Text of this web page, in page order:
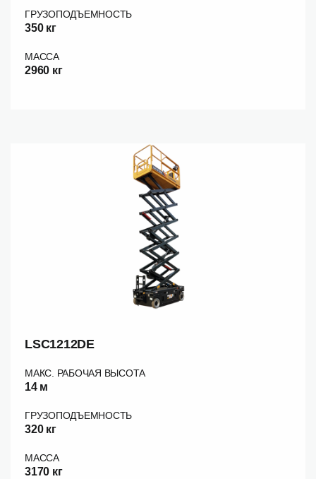
ГРУЗОПОДЪЕМНОСТЬ
350 кг
МАССА
2960 кг
LSC1212DE
МАКС. РАБОЧАЯ ВЫСОТА
14 м
ГРУЗОПОДЪЕМНОСТЬ
320 кг
МАССА
3170 кг